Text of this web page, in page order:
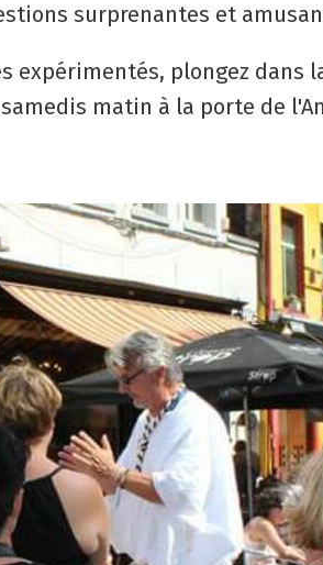
surprenantes et
expérimentés, plongez
matin à la porte de